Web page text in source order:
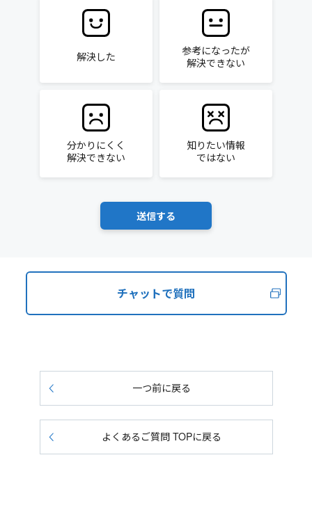
解決した
参考になったが
解決できない
分かりにくく
解決できない
知りたい情報
ではない
チャットで質問
一つ前に戻る
よくあるご質問 TOPに戻る